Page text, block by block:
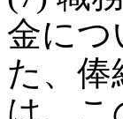
金につ
た、俸